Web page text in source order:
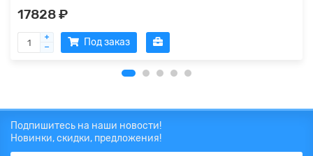
17828 ₽
Под заказ
Подпишитесь на наши новости!
Новинки, скидки, предложения!